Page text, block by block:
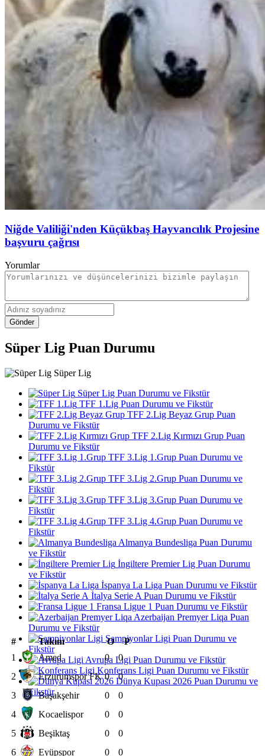
Niğde Valiliği'nden Küçükbaş Hayvancılık Projesine
başvuru çağrısı
Yorumlar
Gönder
Süper Lig Puan Durumu
Süper Lig
Süper Lig Puan Durumu ve Fikstür
TFF 1.Lig Puan Durumu ve Fikstür
TFF 2.Lig Beyaz Grup Puan
Durumu ve Fikstür
TFF 2.Lig Kırmızı Grup Puan
Durumu ve Fikstür
TFF 3.Lig 1.Grup Puan Durumu ve
Fikstür
TFF 3.Lig 2.Grup Puan Durumu ve
Fikstür
TFF 3.Lig 3.Grup Puan Durumu ve
Fikstür
TFF 3.Lig 4.Grup Puan Durumu ve
Fikstür
Almanya Bundesliga Puan Durumu
ve Fikstür
İngiltere Premier Lig Puan Durumu
ve Fikstür
İspanya La Liga Puan Durumu ve Fikstür
İtalya Serie A Puan Durumu ve Fikstür
Fransa Ligue 1 Puan Durumu ve Fikstür
Azerbaijan Premyer Liqa Puan
Durumu ve Fikstür
Şampiyonlar Ligi Puan Durumu ve
Fikstür
Avrupa Ligi Puan Durumu ve Fikstür
Konferans Ligi Puan Durumu ve Fikstür
Dünya Kupası 2026 Puan Durumu ve
Fikstür
# Takım O
P
1
Amed 0
0
2
Erzurumspor FK 0
0
3
Başakşehir 0
0
4
Kocaelispor 0
0
5
Beşiktaş 0
0
6
Eyüpspor 0 0